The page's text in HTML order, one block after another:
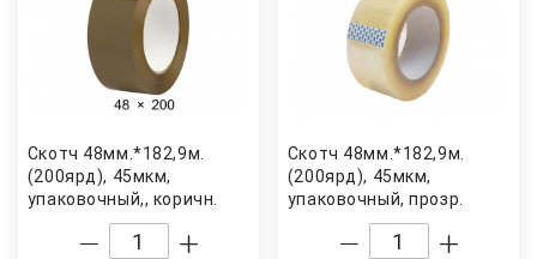
Скотч 48мм.*182,9м.
(200ярд), 45мкм,
упаковочный,, коричн.
Скотч 48мм.*182,9м.
(200ярд), 45мкм,
упаковочный, прозр.